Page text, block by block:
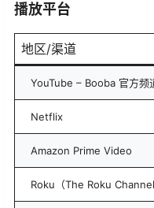
播放平台
地区/渠道
YouTube – Booba 官方频
Netflix
Amazon Prime Video
Roku（The Roku Channel